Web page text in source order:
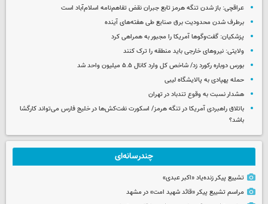
عراقچی: باز شدن تنگه هرمز تابع جبران نقض تفاهم‌نامه اسلام‌آباد است
برطرف شدن محدودیت‌ برق صنایع طی هفته‌های آینده
پزشکیان: گفت‌وگوها آمریکا را مجبور به همراهی کرد
ولایتی: نیروهای خارجی باید منطقه را ترک کنند
بورس دوباره رکورد زد/ شاخص کل وارد کانال ۵.۵ میلیون واحد شد
حمله پهپادی به پالایشگاه لیبی
هشدار نسبت به وقوع تندباد در تهران
باتلاق راهبردی آمریکا در تنگه هرمز/ اسکورت نفت‌کش‌ها در خلیج فارس می‌تواند کارگشا
باشد؟
چندرسانه‌ای
تشییع پیکر زنده‌یاد «اکبر عبدی»
مراسم تشییع پیکر «قائد شهید امت» در مشهد